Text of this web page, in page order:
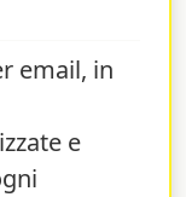
email, in
e